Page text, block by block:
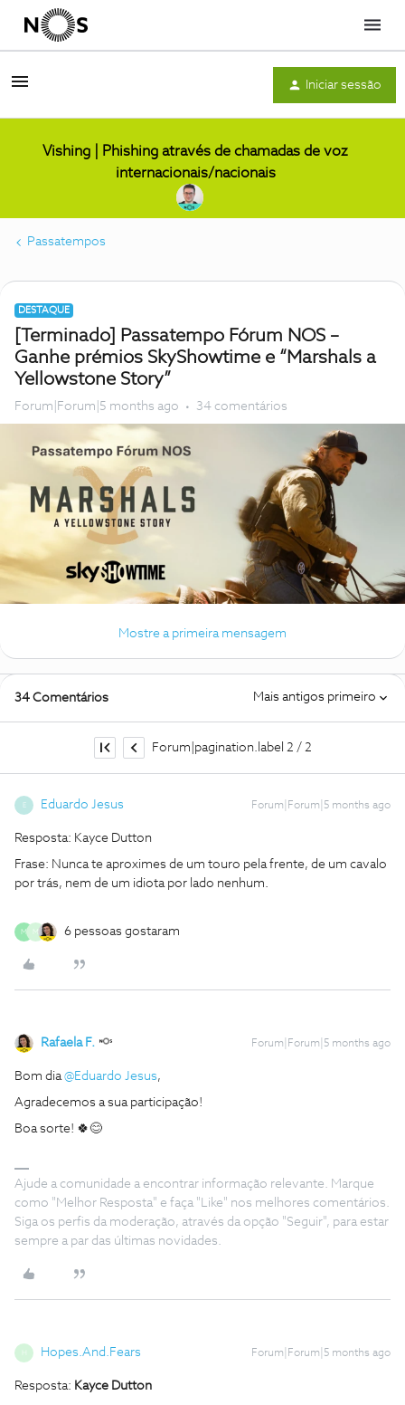
Menu
Iniciar sessão
Vishing | Phishing através de chamadas de voz
internacionais/nacionais
Passatempos
DESTAQUE
[Terminado] Passatempo Fórum NOS –
Ganhe prémios SkyShowtime e “Marshals a
Yellowstone Story”
Forum|Forum|5 months ago 34 comentários
Mostre a primeira mensagem
34 Comentários Mais antigos primeiro
Forum|pagination.label 2 / 2
E Eduardo Jesus Forum|Forum|5 months ago
Resposta: Kayce Dutton
Frase: Nunca te aproximes de um touro pela frente, de um cavalo
por trás, nem de um idiota por lado nenhum.
M M 6 pessoas gostaram
Rafaela F. Forum|Forum|5 months ago
Bom dia ​@Eduardo Jesus,
Agradecemos a sua participação!
Boa sorte! 🍀😊
Ajude a comunidade a encontrar informação relevante. Marque
como "Melhor Resposta" e faça "Like" nos melhores comentários.
Siga os perfis da moderação, através da opção "Seguir", para estar
sempre a par das últimas novidades.
Hopes.And.Fears Forum|Forum|5 months ago
Resposta: Kayce Dutton